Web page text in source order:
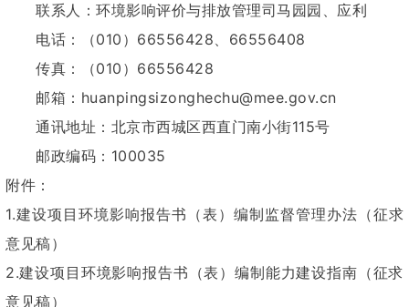
联系人：环境影响评价与排放管理司马园园、应利
电话：（010）66556428、66556408
传真：（010）66556428
邮箱：huanpingsizonghechu@mee.gov.cn
通讯地址：北京市西城区西直门南小街115号
邮政编码：100035
附件：
1.建设项目环境影响报告书（表）编制监督管理办法（征求
意见稿）
2.建设项目环境影响报告书（表）编制能力建设指南（征求
意见稿）